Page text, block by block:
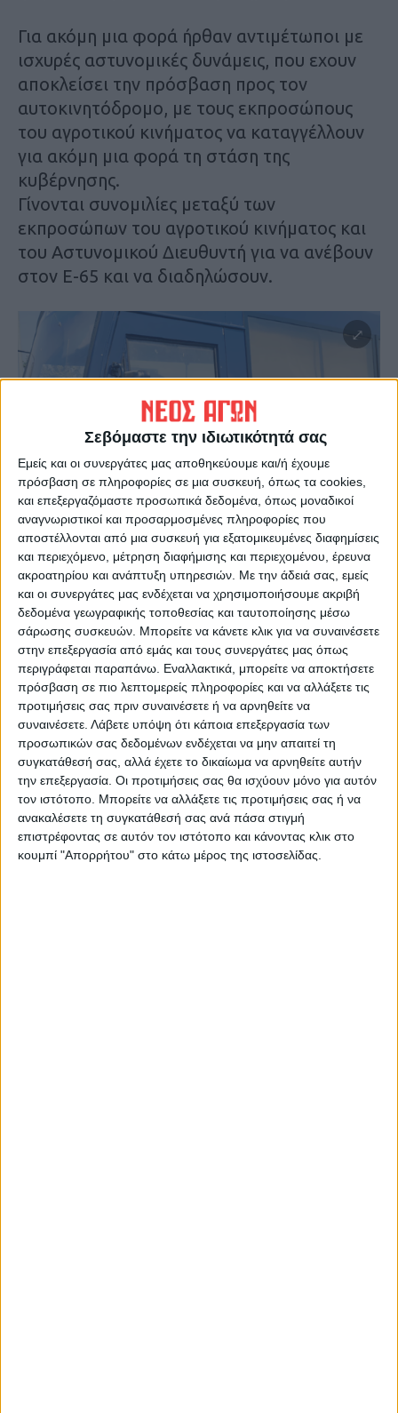
Σεβόμαστε την ιδιωτικότητά σας
Εμείς και οι συνεργάτες μας αποθηκεύουμε και/ή έχουμε
πρόσβαση σε πληροφορίες σε μια συσκευή, όπως τα cookies,
και επεξεργαζόμαστε προσωπικά δεδομένα, όπως μοναδικοί
αναγνωριστικοί και προσαρμοσμένες πληροφορίες που
αποστέλλονται από μια συσκευή για εξατομικευμένες διαφημίσεις
και περιεχόμενο, μέτρηση διαφήμισης και περιεχομένου, έρευνα
ακροατηρίου και ανάπτυξη υπηρεσιών. Με την άδειά σας, εμείς
και οι συνεργάτες μας ενδέχεται να χρησιμοποιήσουμε ακριβή
δεδομένα γεωγραφικής τοποθεσίας και ταυτοποίησης μέσω
σάρωσης συσκευών. Μπορείτε να κάνετε κλικ για να συναινέσετε
στην επεξεργασία από εμάς και τους συνεργάτες μας όπως
περιγράφεται παραπάνω. Εναλλακτικά, μπορείτε να αποκτήσετε
πρόσβαση σε πιο λεπτομερείς πληροφορίες και να αλλάξετε τις
προτιμήσεις σας πριν συναινέσετε ή να αρνηθείτε να
συναινέσετε. Λάβετε υπόψη ότι κάποια επεξεργασία των
προσωπικών σας δεδομένων ενδέχεται να μην απαιτεί τη
συγκατάθεσή σας, αλλά έχετε το δικαίωμα να αρνηθείτε αυτήν
την επεξεργασία. Οι προτιμήσεις σας θα ισχύουν μόνο για αυτόν
τον ιστότοπο. Μπορείτε να αλλάξετε τις προτιμήσεις σας ή να
ανακαλέσετε τη συγκατάθεσή σας ανά πάσα στιγμή
επιστρέφοντας σε αυτόν τον ιστότοπο και κάνοντας κλικ στο
κουμπί "Απορρήτου" στο κάτω μέρος της ιστοσελίδας.
Για ακόμη μια φορά ήρθαν αντιμέτωποι με
ισχυρές αστυνομικές δυνάμεις, που εχουν
αποκλείσει την πρόσβαση προς τον
αυτοκινητόδρομο, με τους εκπροσώπους
του αγροτικού κινήματος να καταγγέλλουν
για ακόμη μια φορά τη στάση της
κυβέρνησης.
Γίνονται συνομιλίες μεταξύ των
εκπροσώπων του αγροτικού κινήματος και
του Αστυνομικού Διευθυντή για να ανέβουν
στον Ε-65 και να διαδηλώσουν.